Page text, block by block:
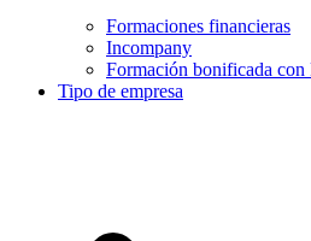
Formaciones financieras
Incompany
Formación bonificada
Tipo de empresa